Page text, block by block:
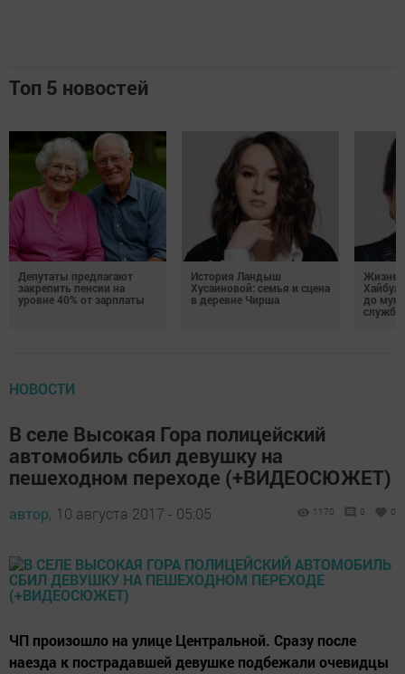
Топ 5 новостей
Депутаты предлагают
закрепить пенсии на
уровне 40% от зарплаты
История Ландыш
Хусаиновой: семья и сцена
в деревне Чирша
до
службы
НОВОСТИ
В селе Высокая Гора полицейский
автомобиль сбил девушку на
пешеходном переходе (+ВИДЕОСЮЖЕТ)
автор, 10 августа 2017 - 05:05 1170 0 0
ЧП произошло на улице Центральной. Сразу после
наезда к пострадавшей девушке подбежали очевидцы